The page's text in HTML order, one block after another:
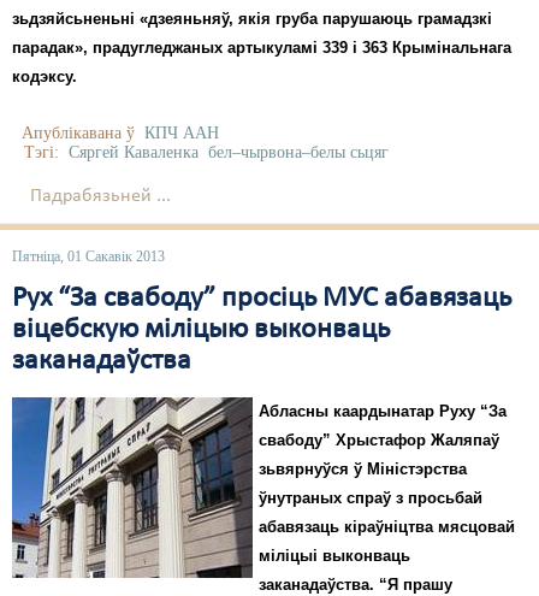
зьдзяйсьненьні «дзеяньняў, якія груба парушаюць грамадзкі
парадак», прадугледжаных артыкуламі 339 і 363 Крымінальнага
кодэксу.
Апублікавана ў КПЧ ААН
Тэгі: Сяргей Каваленка бел–чырвона–белы сьцяг
Падрабязьней ...
Пятніца, 01 Сакавік 2013
Рух “За свабоду” просіць МУС абавязаць
віцебскую міліцыю выконваць
заканадаўства
Абласны каардынатар Руху “За
свабоду” Хрыстафор Жаляпаў
зьвярнуўся ў Міністэрства
ўнутраных спраў з просьбай
абавязаць кіраўніцтва мясцовай
міліцыі выконваць
заканадаўства. “Я прашу